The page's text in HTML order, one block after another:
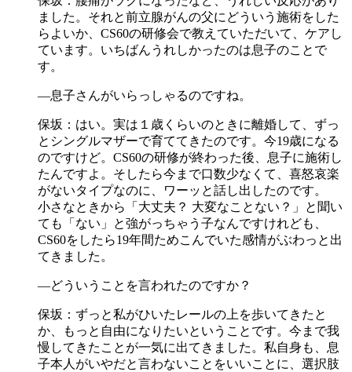
ました。それと前立腺がんの父にどういう施術をした
らよいか、CS60の研修会で教えていただいて、ケアし
ています。いちばんうれしかったのは息子のことで
す。
―息子さんがいらっしゃるのですね。
保坂：はい。実は１歳くらいのときに離婚して、ずっ
とシングルマザーで育ててきたのです。今19歳になる
のですけど。CS60の研修が終わった後、息子に施術し
たんですよ。そしたら今まで口数少なくて、喜怒哀楽
がないタイプなのに、ワーッと話し出したのです。
小さなときから「大丈夫？ 大変なことない？」と聞い
ても「ない」と強がっちゃう子なんですけれども、
CS60をしたら19年間ためこんでいた感情がぶわっと出
てきました。
―どういうことを言われたのですか？
保坂：ずっと私がひいたレールの上を歩いてきたと
か、もっと自由になりたいということです。今まで我
慢してきたことが一気に出てきました。私自身も、息
子本人がいやだと言わないことをいいことに、選択肢